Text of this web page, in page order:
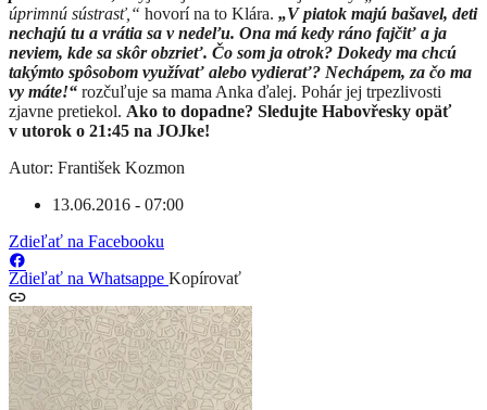
úprimnú sústrasť,“ hovorí na to Klára. „V piatok majú bašavel, deti
nechajú tu a vrátia sa v nedeľu. Ona má kedy ráno fajčiť a ja
neviem, kde sa skôr obzrieť. Čo som ja otrok? Dokedy ma chcú
takýmto spôsobom využívať alebo vydierať? Nechápem, za čo ma
vy máte!“ rozčuľuje sa mama Anka ďalej. Pohár jej trpezlivosti
zjavne pretiekol. Ako to dopadne? Sledujte Habovřesky opäť
v utorok o 21:45 na JOJke!
Autor: František Kozmon
13.06.2016 - 07:00
Zdieľať na Facebooku
Zdieľať na Whatsappe Kopírovať